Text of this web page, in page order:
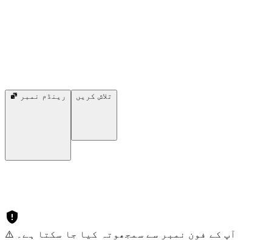
رینڈم نمبر تلاش کریں
⚠️ آپ کے فون نمبر سے سمجھوتہ کیا جا سکتا ہے۔